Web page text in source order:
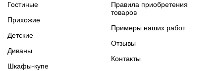
Гостиные
Прихожие
Детские
Диваны
Шкафы-купе
Правила приобретения
товаров
Примеры наших работ
Отзывы
Контакты